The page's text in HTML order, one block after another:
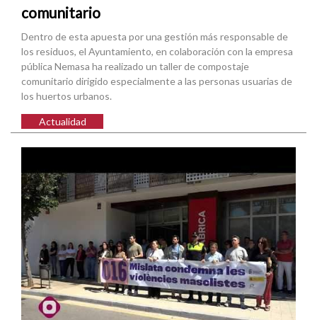
comunitario
Dentro de esta apuesta por una gestión más responsable de
los residuos, el Ayuntamiento, en colaboración con la empresa
pública Nemasa ha realizado un taller de compostaje
comunitario dirigido especialmente a las personas usuarias de
los huertos urbanos.
Actualidad